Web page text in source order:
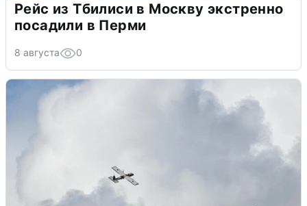
Рейс из Тбилиси в Москву экстренно
посадили в Перми
8 августа 0